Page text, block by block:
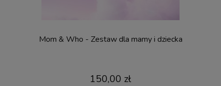
Mom & Who - Zestaw dla mamy i dziecka
150,00 zł